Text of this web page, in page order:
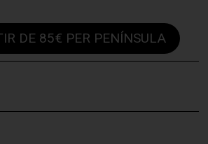
DE 85€ PER PENÍNSULA